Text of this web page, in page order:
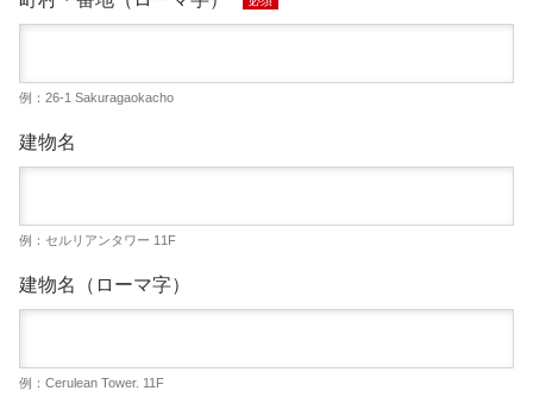
例：26-1 Sakuragaokacho
建物名
例：セルリアンタワー 11F
建物名（ローマ字）
例：Cerulean Tower. 11F